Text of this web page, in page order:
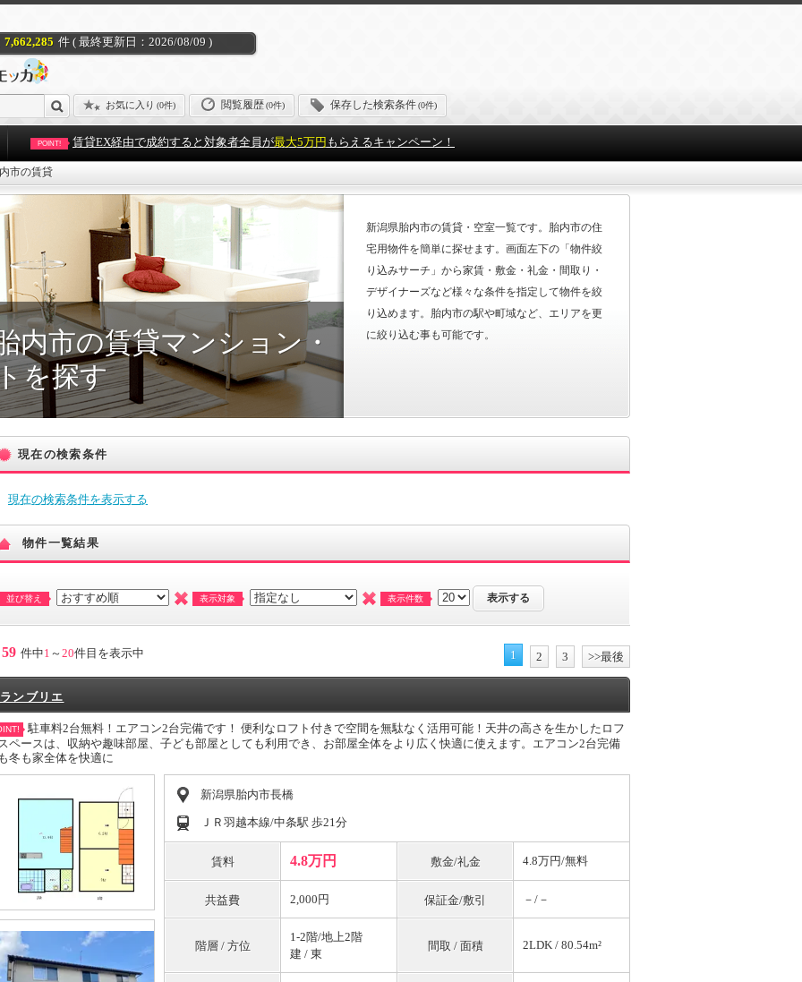
7,662,285 件 ( 最終更新日：2026/08/09 )
お気に入り (0件) 閲覧履歴(0件) 保存した検索条件(0件)
POINT! 賃貸EX経由で成約すると対象者全員が最大5万円 もらえるキャンペーン！
市の賃貸
内市の賃貸マンション・
を探す
新潟県胎内市の賃貸・空室一覧です。胎内市の住
宅用物件を簡単に探せます。画面左下の「物件絞
り込みサーチ」から家賃・敷金・礼金・間取り・
デザイナーズなど様々な条件を指定して物件を絞
り込めます。胎内市の駅や町域など、エリアを更
に絞り込む事も可能です。
現在の検索条件
現在の検索条件を表示する
物件一覧結果
並び替え 表示対象 表示件数
59 件中1 ～ 20件目を表示中 1 2 3 >>最後
ランブリエ
駐車料2台無料！エアコン2台完備です！ 便利なロフト付きで空間を無駄なく活用可能！天井の高さを生かしたロフ
ペースは、収納や趣味部屋、子ども部屋としても利用でき、お部屋全体をより広く快適に使えます。エアコン2台完備
冬も家全体を快適に
新潟県胎内市長橋
ＪＲ羽越本線/中条駅 歩21分
賃料 4.8万円 敷金/礼金 4.8万円/無料
共益費 2,000円 保証金/敷引 －/－
階層 / 方位
1-2階/地上2階
建 / 東
間取 / 面積 2LDK / 80.54m²